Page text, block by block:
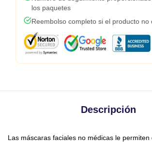
los paquetes
Reembolso completo si el producto no
Descripción
Las máscaras faciales no médicas le